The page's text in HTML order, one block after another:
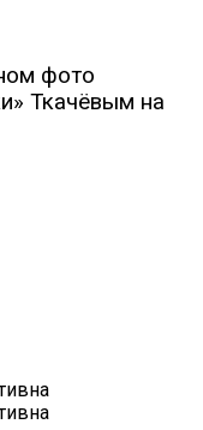
фото
Ткачёвым на